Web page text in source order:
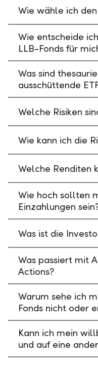
Wie wähle ich
Wie entscheide
LLB-Fonds für
Was sind
ausschüttende
Welche Risiken
Wie kann ich die
Welche Renditen
Wie hoch sollten
Einzahlungen
Was ist die
Was passiert mit
Actions?
Warum sehe ich
Fonds nicht oder
Kann ich mein
und auf eine